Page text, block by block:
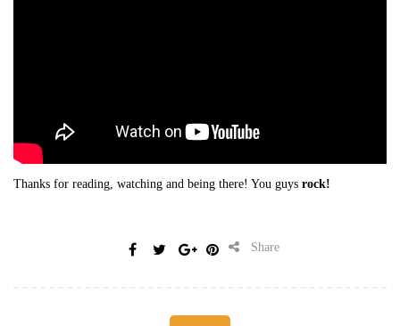
Thanks for reading, watching and being there! You guys rock!
Share